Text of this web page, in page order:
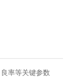
率等关键参数